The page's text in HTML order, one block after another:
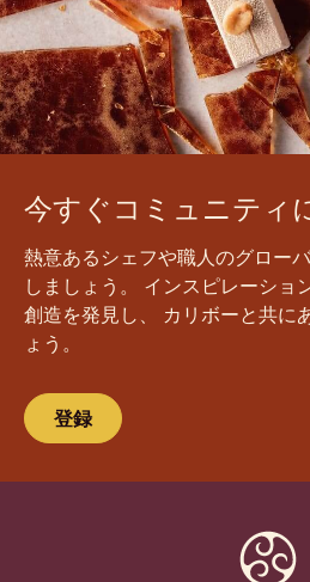
今すぐコミュニティ
熱意あるシェフや職人のグロー
しましょう。 インスピレーショ
創造を発見し、 カリボーと共に
ょう。
登録